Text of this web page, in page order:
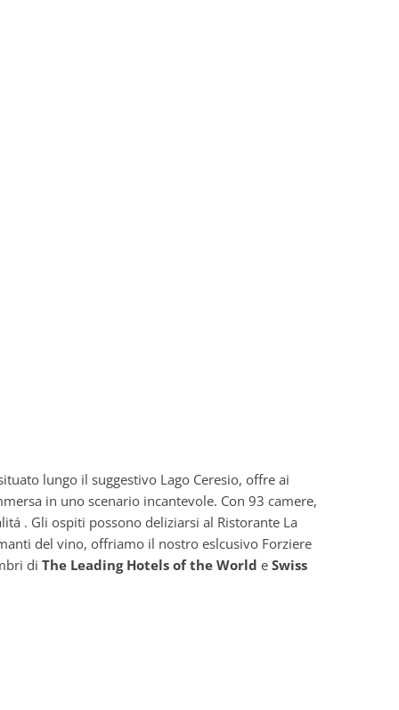
lungo il suggestivo Lago Ceresio, offre ai
in uno scenario incantevole. Con 93 camere,
. Gli ospiti possono deliziarsi al Ristorante La
del vino, offriamo il nostro eslcusivo Forziere
di The Leading Hotels of the World e Swiss